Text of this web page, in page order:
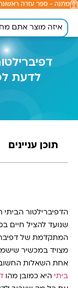
לתוכן
מתנה - ספר עזרה
לדעת
תוכן עניינים
הדפיברילטור
שנועד להציל חיים
המתקדמת של
מצויד במכשיר
אחת השאלות
ביתי היא כמובן מהו